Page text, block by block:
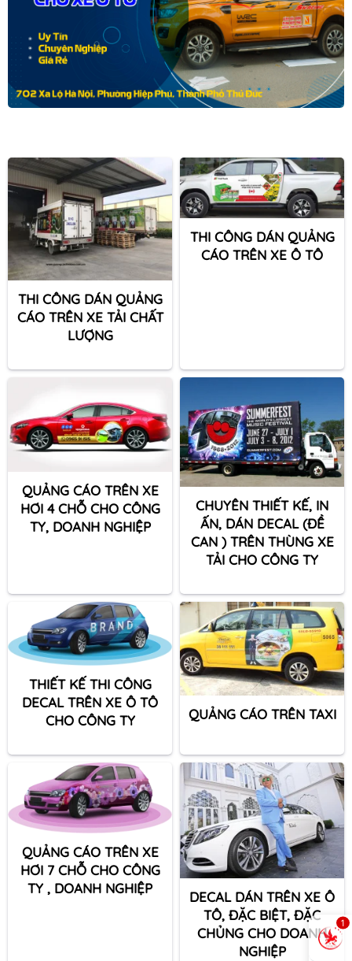
THI CÔNG DÁN QUẢNG
CÁO TRÊN XE TẢI CHẤT
LƯỢNG
THI CÔNG DÁN QUẢNG
CÁO TRÊN XE Ô TÔ
QUẢNG CÁO TRÊN XE
HƠI 4 CHỖ CHO CÔNG
TY, DOANH NGHIỆP
CHUYÊN THIẾT KẾ, IN
ẤN, DÁN DECAL (ĐỀ
CAN ) TRÊN THÙNG XE
TẢI CHO CÔNG TY
THIẾT KẾ THI CÔNG
DECAL TRÊN XE Ô TÔ
CHO CÔNG TY
QUẢNG CÁO TRÊN TAXI
QUẢNG CÁO TRÊN XE
HƠI 7 CHỖ CHO CÔNG
TY , DOANH NGHIỆP
DECAL DÁN TRÊN XE Ô
TÔ, ĐẶC BIỆT, ĐẶC
CHỦNG CHO DOANH
NGHIỆP
1